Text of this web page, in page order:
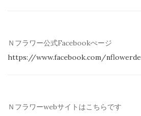
Ｎフラワー公式Facebookぺージ
https://www.facebook.com/
Ｎフラワーwebサイトはこちらです